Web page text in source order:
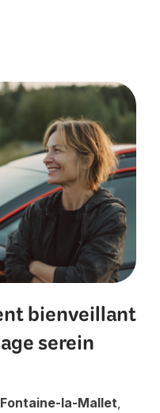
bienveillant
serein
la-Mallet